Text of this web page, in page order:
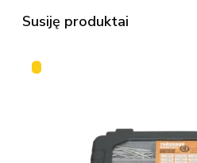
Susiję produktai